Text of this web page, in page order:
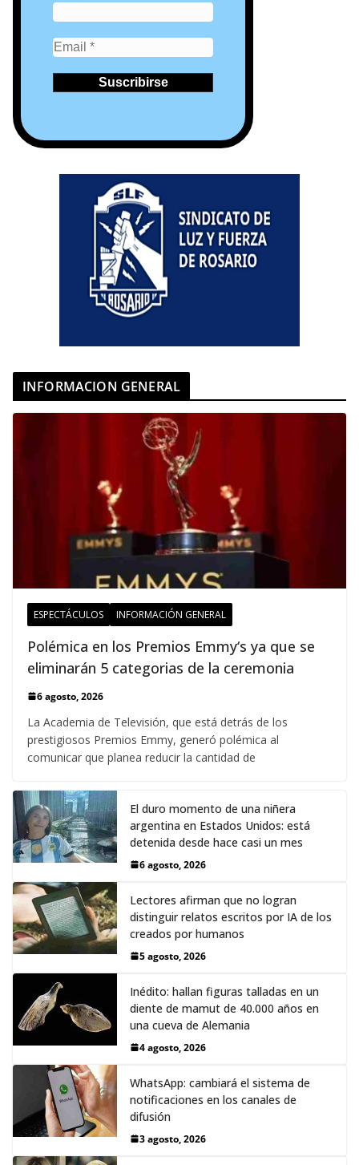
INFORMACION GENERAL
ESPECTÁCULOS INFORMACIÓN GENERAL
Polémica en los Premios Emmy‘s ya que se
eliminarán 5 categorias de la ceremonia
6 agosto, 2026
La Academia de Televisión, que está detrás de los
prestigiosos Premios Emmy, generó polémica al
comunicar que planea reducir la cantidad de
El duro momento de una niñera
argentina en Estados Unidos: está
detenida desde hace casi un mes
6 agosto, 2026
Lectores afirman que no logran
distinguir relatos escritos por IA de los
creados por humanos
5 agosto, 2026
Inédito: hallan figuras talladas en un
diente de mamut de 40.000 años en
una cueva de Alemania
4 agosto, 2026
WhatsApp: cambiará el sistema de
notificaciones en los canales de
difusión
3 agosto, 2026